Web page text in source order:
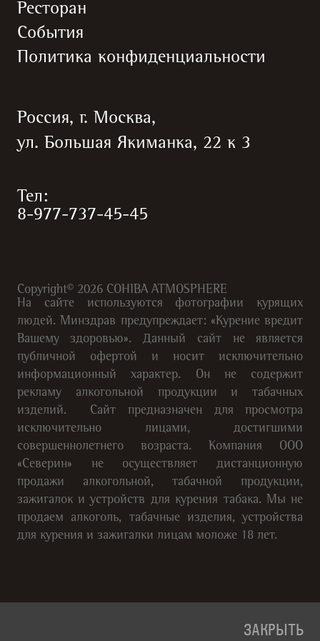
Ресторан
События
Политика конфиденциальности
Россия, г. Москва,
ул. Большая Якиманка, 22 к 3
Тел:
8-977-737-45-45
Copyright© 2026COHIBA ATMOSPHERE
На сайте используются фотографии курящих
людей. Минздрав предупреждает: «Курение вредит
Вашему здоровью». Данный сайт не является
публичной офертой и носит исключительно
информационный характер. Он не содержит
рекламу алкогольной продукции и табачных
изделий. Сайт предназначен для просмотра
исключительно лицами, достигшими
совершеннолетнего возраста. Компания ООО
«Северин» не осуществляет дистанционную
продажи алкогольной, табачной продукции,
зажигалок и устройств для курения табака. Мы не
продаем алкоголь, табачные изделия, устройства
для курения и зажигалки лицам моложе 18 лет.
ЗАКРЫТЬ